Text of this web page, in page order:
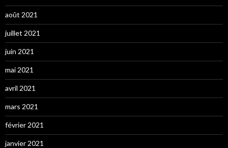
août 2021
juillet 2021
juin 2021
mai 2021
avril 2021
mars 2021
février 2021
janvier 2021